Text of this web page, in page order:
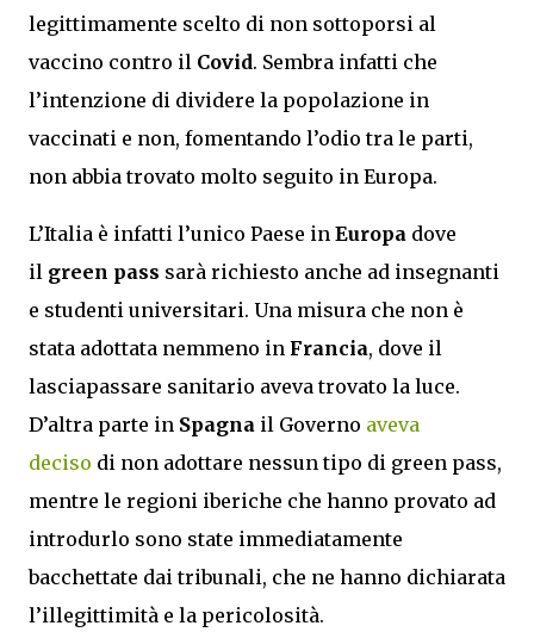
legittimamente scelto di non sottoporsi al
vaccino contro il Covid. Sembra infatti che
l’intenzione di dividere la popolazione in
vaccinati e non, fomentando l’odio tra le parti,
non abbia trovato molto seguito in Europa.
L’Italia è infatti l’unico Paese in Europa dove
il green pass sarà richiesto anche ad insegnanti
e studenti universitari. Una misura che non è
stata adottata nemmeno in Francia, dove il
lasciapassare sanitario aveva trovato la luce.
D’altra parte in Spagna il Governo aveva
deciso di non adottare nessun tipo di green pass,
mentre le regioni iberiche che hanno provato ad
introdurlo sono state immediatamente
bacchettate dai tribunali, che ne hanno dichiarata
l’illegittimità e la pericolosità.